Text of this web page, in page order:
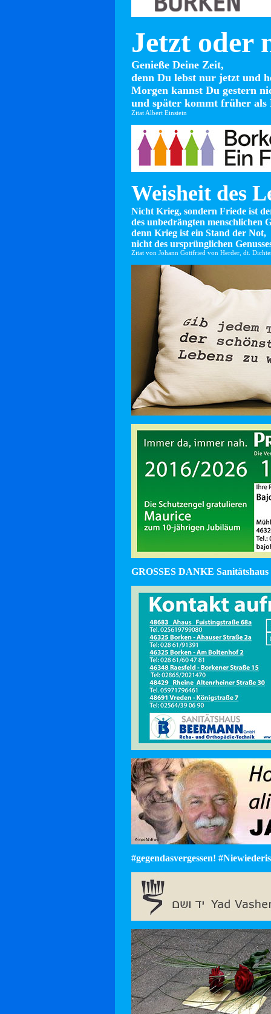
Jetzt oder
Genieße Deine Zeit,
denn Du lebst nur jetzt und
Morgen kannst Du gestern
und später kommt früher als
Zitat Albert Einstein
Weisheit des
Nicht Krieg, sondern Friede ist
des unbedrängten menschlichen
denn Krieg ist ein Stand der Not,
nicht des ursprünglichen
Zitat von Johann Gottfried von Herder, dt.
GROSSES DANKE
#gegendasvergessen!